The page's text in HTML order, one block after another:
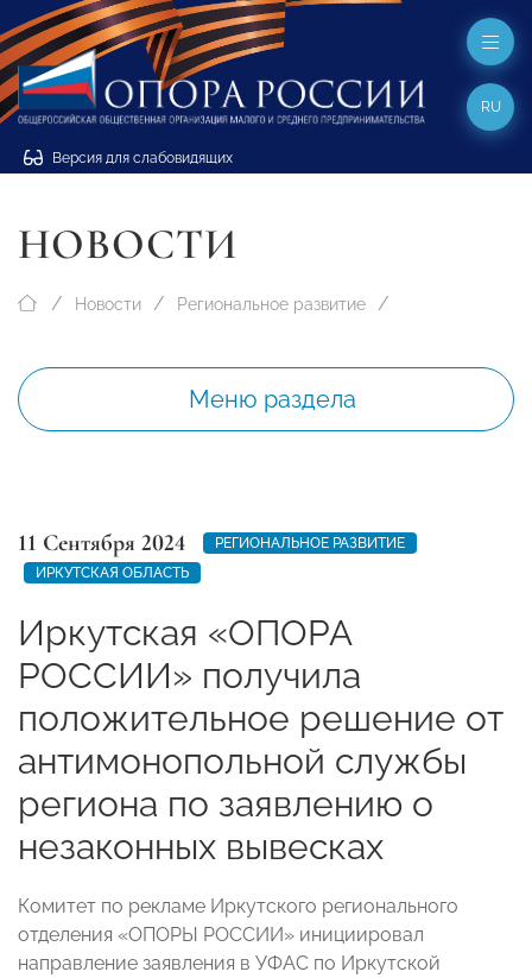
Версия для слабовидящих
RU
НОВОСТИ
Новости Региональное развитие
Меню раздела
11 Сентября 2024
РЕГИОНАЛЬНОЕ РАЗВИТИЕ
ИРКУТСКАЯ ОБЛАСТЬ
Иркутская «ОПОРА
РОССИИ» получила
положительное решение от
антимонопольной службы
региона по заявлению о
незаконных вывесках
Комитет по рекламе Иркутского регионального
отделения «ОПОРЫ РОССИИ» инициировал
направление заявления в УФАС по Иркутской